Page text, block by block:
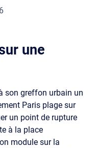
une
son greffon urbain un
Paris plage sur
un point de rupture
à la place
module sur la